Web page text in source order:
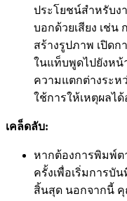
ประโยชน์สำหรับง
บอกด้วยเสียง เช่น
สร้างรูปภาพ เปิดก
ในแท็บพูดไปยังหน้
ความแตกต่างระห
ใช้การให้เหตุผลไ
เคล็ดลับ:
หากต้องการพิมพ์ต
ครั้งเพื่อเริ่มการบั
สิ้นสุด นอกจากนี้ คุ